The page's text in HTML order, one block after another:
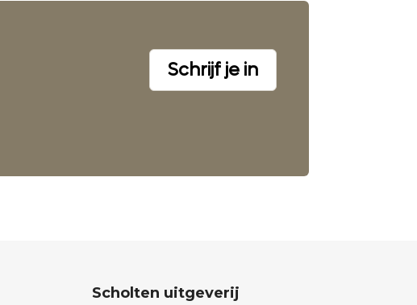
Schrijf je in
Scholten uitgeverij